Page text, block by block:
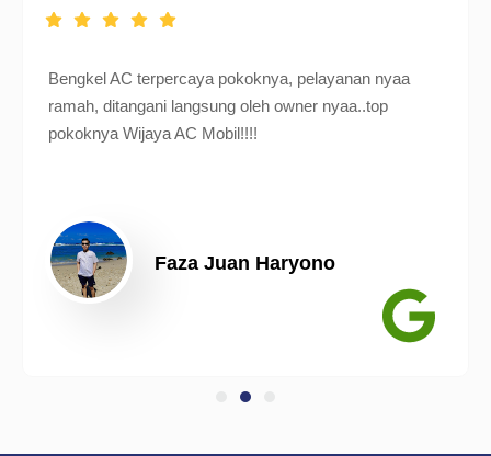
Bengkel AC terpercaya pokoknya, pelayanan nyaa
ramah, ditangani langsung oleh owner nyaa..top
pokoknya Wijaya AC Mobil!!!!
Faza Juan Haryono